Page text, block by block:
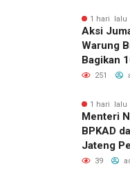
1 hari lalu
Aksi
Warung
Bagikan
dan Jus
251
1 hari lalu
Menteri
BPKAD
Jateng
39